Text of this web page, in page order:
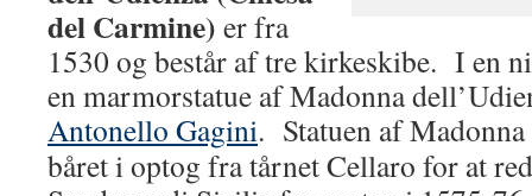
del Carmine) er fra
1530 og består af tre kirkeskibe. I en
en marmorstatue af Madonna
Antonello Gagini. Statuen af
båret i optog fra tårnet Cellaro for at